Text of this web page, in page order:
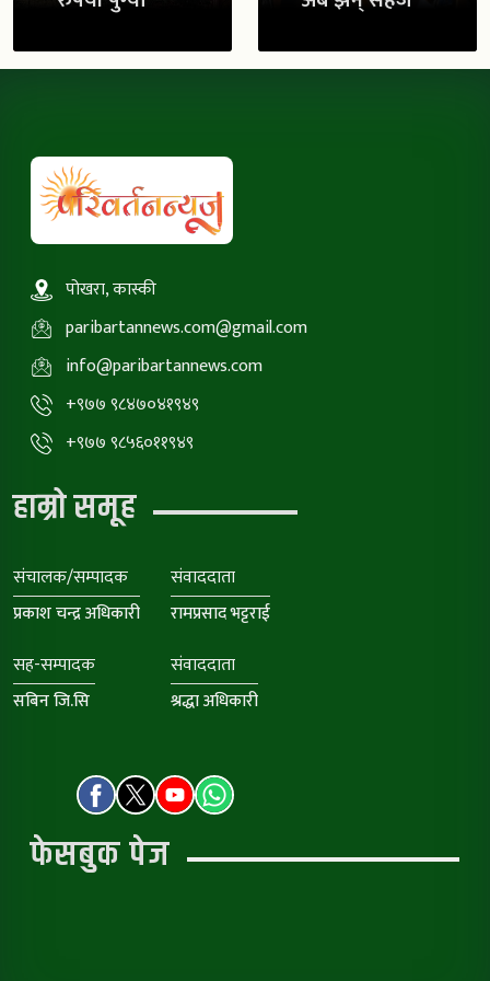
पोखरा, कास्की
paribartannews.com@gmail.com
info@paribartannews.com
+९७७ ९८४७०४१९४९
+९७७ ९८५६०११९४९
हाम्रो समूह
संचालक/सम्पादक
प्रकाश चन्द्र अधिकारी
संवाददाता
रामप्रसाद भट्टराई
सह-सम्पादक
सबिन जि.सि
संवाददाता
श्रद्धा अधिकारी
फेसबुक पेज